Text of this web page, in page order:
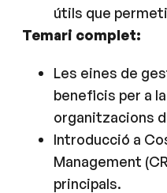
útils que
Temari complet:
Les eines de
beneficis per a
organitzacions
Introducció a
Management
principals.